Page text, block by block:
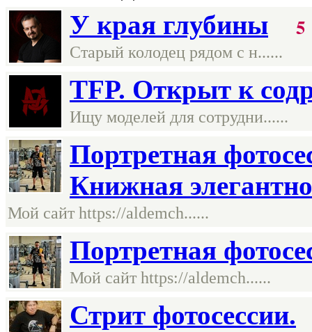
У края глубины
5
Старый колодец рядом с н......
TFP. Открыт к
Ищу моделей для сотрудни......
Портретная
Книжная
Мой сайт https://aldemch......
Портретная
Мой сайт https://aldemch......
Стрит фотосессии.